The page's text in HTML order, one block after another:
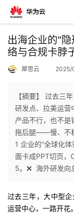
返
回
个
人
主
页
我
的
开
出海企业的“
络与合规卡脖
犀思云 2025/
【摘要】 过去三
研发点、拉美运营
产品不行，也不是
拖后腿——慢、不
1 企业的“全球化
面卡成PPT切页，
5。❌ 海外研发向
过去三年，大中型
运营中心，一路开花。